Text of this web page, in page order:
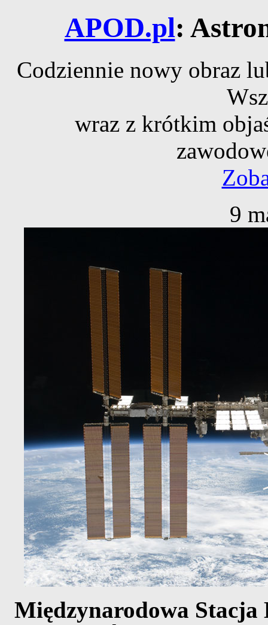
APOD.pl:
Codziennie nowy obraz
wraz z krótkim
9
Międzynarodowa Stacja